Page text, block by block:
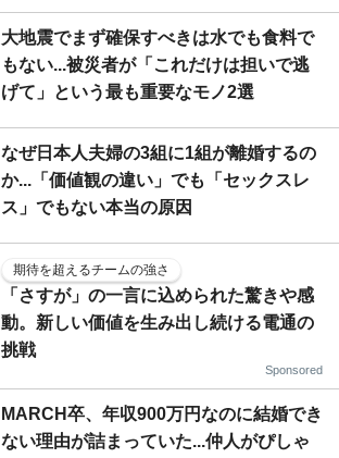
大地震でまず確保すべきは水でも食料で
もない...被災者が「これだけは担いで逃
げて」という最も重要なモノ2選
なぜ日本人夫婦の3組に1組が離婚するの
か...「価値観の違い」でも「セックスレ
ス」でもない本当の原因
期待を超えるチームの強さ
「さすが」の一言に込められた驚きや感
動。新しい価値を生み出し続ける電通の
挑戦
Sponsored
MARCH卒、年収900万円なのに結婚でき
ない理由が詰まっていた...仲人がぴしゃ